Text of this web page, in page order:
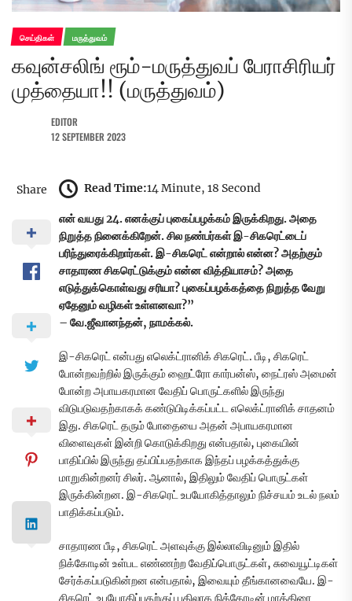
செய்திகள் மருத்துவம்
கவுன்சலிங் ரூம்-மருத்துவப் பேராசிரியர்
முத்தையா!! (மருத்துவம்)
EDITOR
12 SEPTEMBER 2023
Share Read Time:14 Minute, 18 Second
என் வயது 24. எனக்குப் புகைப்பழக்கம் இருக்கிறது. அதை
நிறுத்த நினைக்கிறேன். சில நண்பர்கள் இ-சிகரெட்டைப்
பரிந்துரைக்கிறார்கள். இ-சிகரெட் என்றால் என்ன? அதற்கும்
சாதாரண சிகரெட்டுக்கும் என்ன வித்தியாசம்? அதை
எடுத்துக்கொள்வது சரியா? புகைப்பழக்கத்தை நிறுத்த வேறு
ஏதேனும் வழிகள் உள்ளனவா?”
– வே.ஜீவானந்தன், நாமக்கல்.
இ-சிகரெட் என்பது எலெக்ட்ரானிக் சிகரெட். பீடி, சிகரெட்
போன்றவற்றில் இருக்கும் ஹைட்ரோ கார்பன்ஸ், நைட்ரஸ் அமைன்
போன்ற அபாயகரமான வேதிப் பொருட்களில் இருந்து
விடுபடுவதற்காகக் கண்டுபிடிக்கப்பட்ட எலெக்ட்ரானிக் சாதனம்
இது. சிகரெட் தரும் போதையை அதன் அபாயகரமான
விளைவுகள் இன்றி கொடுக்கிறது என்பதால், புகையின்
பாதிப்பில் இருந்து தப்பிப்பதற்காக இந்தப் பழக்கத்துக்கு
மாறுகின்றனர் சிலர். ஆனால், இதிலும் வேதிப் பொருட்கள்
இருக்கின்றன. இ-சிகரெட் உபயோகித்தாலும் நிச்சயம் உடல் நலம்
பாதிக்கப்படும்.
சாதாரண பீடி, சிகரெட் அளவுக்கு இல்லாவிடினும் இதில்
நிக்கோடின் உள்பட எண்ணற்ற வேதிப்பொருட்கள், சுவையூட்டிகள்
சேர்க்கப்படுகின்றன என்பதால், இவையும் தீங்கானவையே. இ-
சிகரெட் உபயோகிப்பதற்குப் பதிலாக நிக்கோடின் மாத்திரை